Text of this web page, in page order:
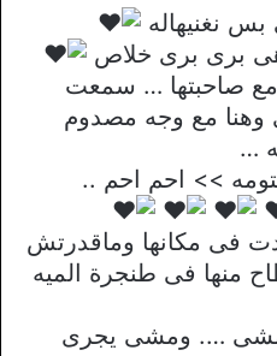
نغنيهاله
برى برى خلاص
مع صاحبتها … سمعت
مع وجه مصدوم
…
>> احم احم ..
فى مكانها وماقدرتش
منها فى طنجرة الميه
مشى …. ومشى يجرى